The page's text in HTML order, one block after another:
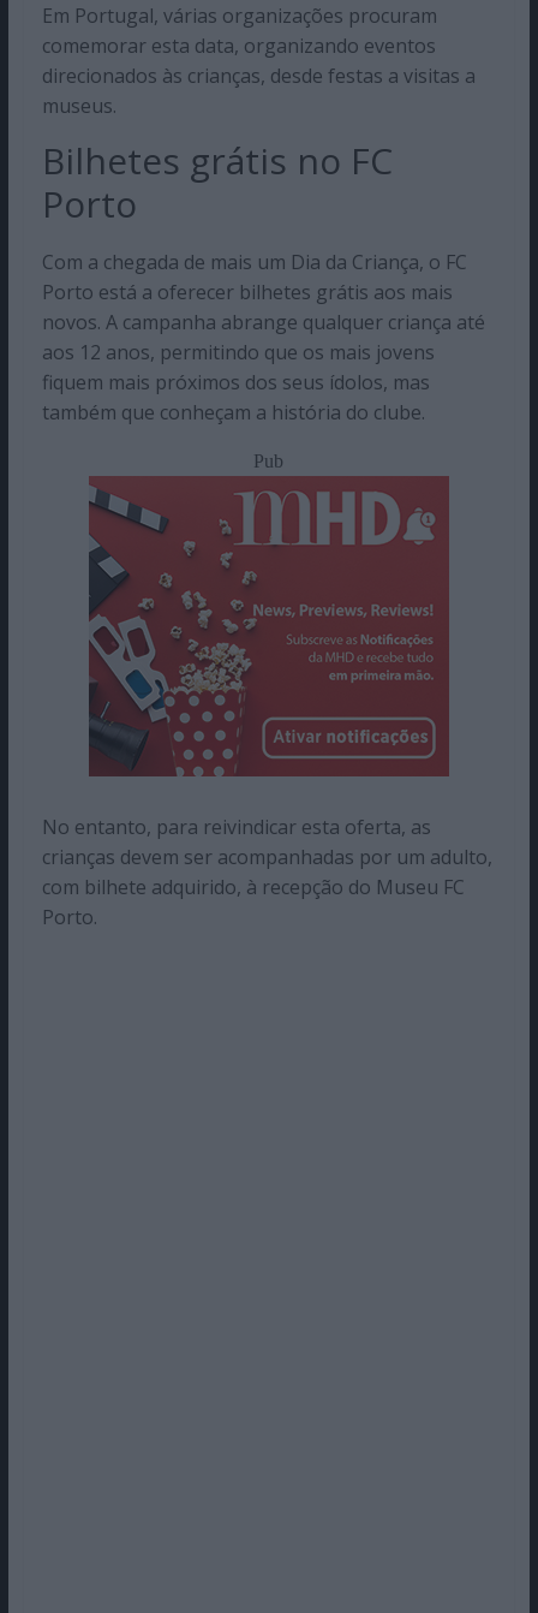
Em Portugal, várias organizações procuram
comemorar esta data, organizando eventos
direcionados às crianças, desde festas a visitas a
museus.
Bilhetes grátis no FC
Porto
Com a chegada de mais um Dia da Criança, o FC
Porto está a oferecer bilhetes grátis aos mais
novos. A campanha abrange qualquer criança até
aos 12 anos, permitindo que os mais jovens
fiquem mais próximos dos seus ídolos, mas
também que conheçam a história do clube.
Pub
No entanto, para reivindicar esta oferta, as
crianças devem ser acompanhadas por um adulto,
com bilhete adquirido, à recepção do Museu FC
Porto.